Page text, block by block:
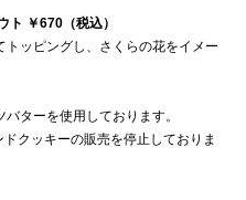
ト ￥670（税込）
ッピングし、さくらの花をイメー
ターを使用しております。
クッキーの販売を停止しておりま